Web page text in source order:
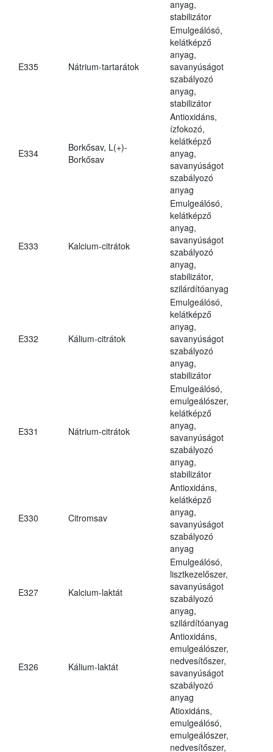
anyag,
stabilizátor
E335 Nátrium-tartarátok
Emulgeálósó,
kelátképző
anyag,
savanyúságot
szabályozó
anyag,
stabilizátor
E334
Borkősav, L(+)-
Borkősav
Antioxidáns,
ízfokozó,
kelátképző
anyag,
savanyúságot
szabályozó
anyag
E333 Kalcium-citrátok
Emulgeálósó,
kelátképző
anyag,
savanyúságot
szabályozó
anyag,
stabilizátor,
szilárdítóanyag
E332 Kálium-citrátok
Emulgeálósó,
kelátképző
anyag,
savanyúságot
szabályozó
anyag,
stabilizátor
E331 Nátrium-citrátok
Emulgeálósó,
emulgeálószer,
kelátképző
anyag,
savanyúságot
szabályozó
anyag,
stabilizátor
E330 Citromsav
Antioxidáns,
kelátképző
anyag,
savanyúságot
szabályozó
anyag
E327 Kalcium-laktát
Emulgeálósó,
lisztkezelőszer,
savanyúságot
szabályozó
anyag,
szilárdítóanyag
E326 Kálium-laktát
Antioxidáns,
emulgeálószer,
nedvesítőszer,
savanyúságot
szabályozó
anyag
Atioxidáns,
emulgeálósó,
emulgeálószer,
nedvesítőszer,